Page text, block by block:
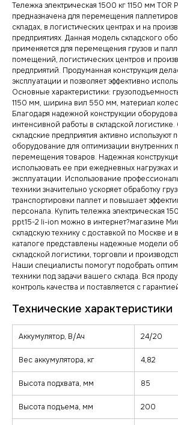
Тележка электрическая 1500 кг 1150 мм TOR
предназначена для перемещения
складах, в логистических центрах и на
предприятиях. Данная модель складского
применяется для перемещения грузов и
помещений, логистических центров и
предприятий. Продуманная конструкция
эксплуатации и позволяет эффективно
Основные характеристики:
1150 мм, ширина вил 550 мм, материал
Благодаря надежной конструкции
интенсивной работы в складской
складские предприятия активно используют
оборудование для оптимизации внутренних
перемещения товаров. Надежная
использовать ее при ежедневных нагрузках
эксплуатации. Использование
техники значительно ускоряет обработку
транспортировки паллет и повышает
персонала. Купить тележка электрическая
ppt15-2 li-ion можно в интернет?магазине
складскую технику с доставкой по Москве и
каталоге представлены надежные модели
складской логистики, торговли и
Наши специалисты помогут подобрать
техники под задачи вашего склада. Вся
контроль качества и поставляется с
Аккумулятор, В/Ач 24/20
Вес аккумулятора, кг 4,82
Высота подхвата, мм 85
Высота подъема, мм 200